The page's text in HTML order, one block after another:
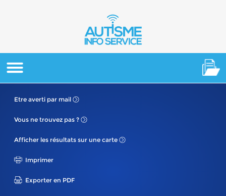
Etre averti par mail
Vous ne trouvez pas ?
Afficher les résultats sur une carte
Imprimer
Exporter en PDF